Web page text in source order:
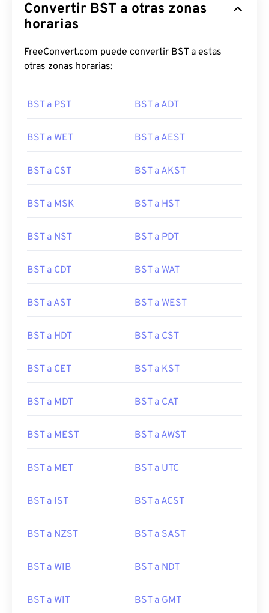
Convertir BST a otras zonas
horarias
FreeConvert.com puede convertir BST a estas
otras zonas horarias:
BST a PST BST a ADT
BST a WET BST a AEST
BST a CST BST a AKST
BST a MSK BST a HST
BST a NST BST a PDT
BST a CDT BST a WAT
BST a AST BST a WEST
BST a HDT BST a CST
BST a CET BST a KST
BST a MDT BST a CAT
BST a MEST BST a AWST
BST a MET BST a UTC
BST a IST BST a ACST
BST a NZST BST a SAST
BST a WIB BST a NDT
BST a WIT BST a GMT